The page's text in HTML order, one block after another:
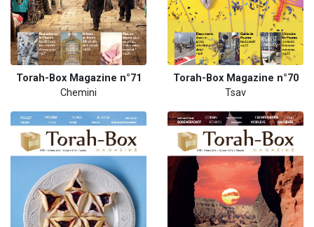
Torah-Box Magazine n°71
Chemini
Torah-Box Magazine n°70
Tsav